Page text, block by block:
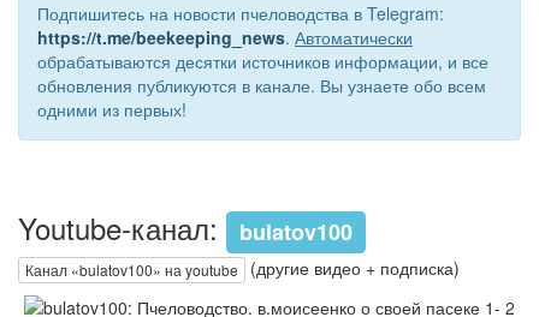
Подпишитесь на новости пчеловодства в Telegram:
https://t.me/beekeeping_news. Автоматически
обрабатываются десятки источников информации, и все
обновления публикуются в канале. Вы узнаете обо всем
одними из первых!
Youtube-канал: bulatov100
Канал «bulatov100» на youtube (другие видео + подписка)